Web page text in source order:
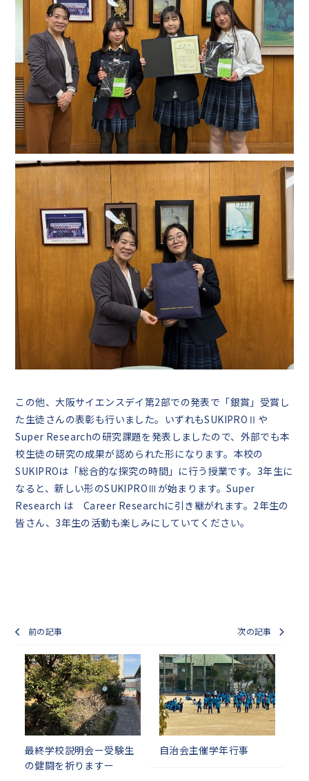
06-6651-0525
この他、大阪サイエンスデイ第2部での発表で「銀賞」受賞し
た生徒さんの表彰も行いました。いずれもSUKIPROⅡや
Super Researchの研究課題を発表しましたので、外部でも本
校生徒の研究の成果が認められた形になります。本校の
SUKIPROは「総合的な探究の時間」に行う授業です。3年生に
なると、新しい形のSUKIPROⅢが始まります。Super
Research は Career Researchに引き継がれます。2年生の
皆さん、3年生の活動も楽しみにしていてください。
前の記事
最終学校説明会ー受験生
の健闘を祈りますー
次の記事
自治会主催学年行事